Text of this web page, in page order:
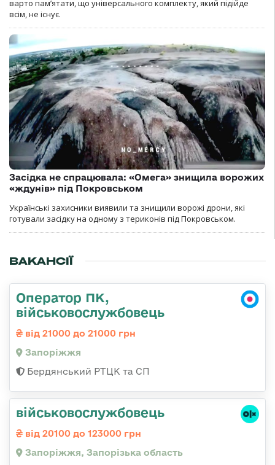
варто пам’ятати, що універсального комплекту, який підійде
всім, не існує.
Засідка не спрацювала: «Омега» знищила ворожих
«ждунів» під Покровськом
Українські захисники виявили та знищили ворожі дрони, які
готували засідку на одному з териконів під Покровськом.
ВАКАНСІЇ
Оператор ПК,
військовослужбовець
від 21000 до 21000 грн
Запоріжжя
Бердянський РТЦК та СП
військовослужбовець
від 20100 до 123000 грн
Запоріжжя, Запорізька область